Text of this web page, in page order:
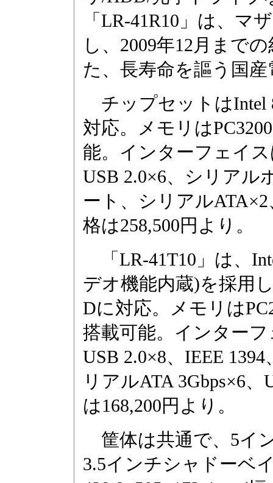
「LR-41R10」は、マ
し、2009年12月まで
た、長寿命を謳う国
チップセットはIntel
対応。メモリは
能。インターフェイス
USB 2.0×6、シリアル
ート、シリアル
格は258,500円より。
「LR-41T10」は、
デオ機能内蔵)を採用し
Dに対応。メモリは
搭載可能。インターフ
USB 2.0×8、IEEE
リアルATA 3Gbps×6
は168,200円より。
筐体は共通で、5イ
3.5インチシャドーベ